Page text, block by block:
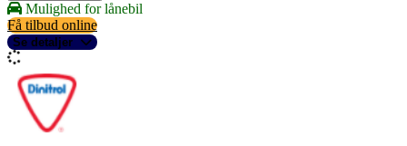
Mulighed for lånebil
Få tilbud online
Se detaljer